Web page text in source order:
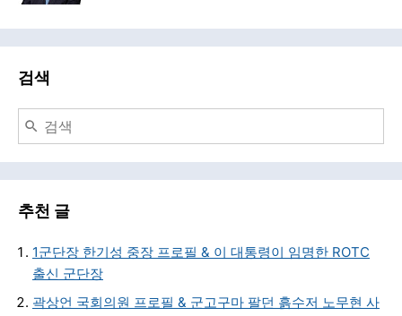
검색
추천 글
1군단장 한기성 중장 프로필 & 이 대통령이 임명한 ROTC
출신 군단장
곽상언 국회의원 프로필 & 군고구마 팔던 흙수저 노무현 사